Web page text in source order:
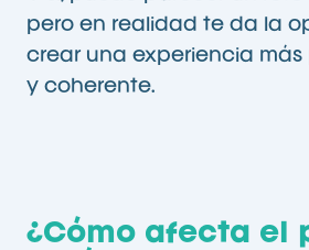
pero en realidad te da la
crear una experiencia más
y coherente.
¿Cómo afecta el